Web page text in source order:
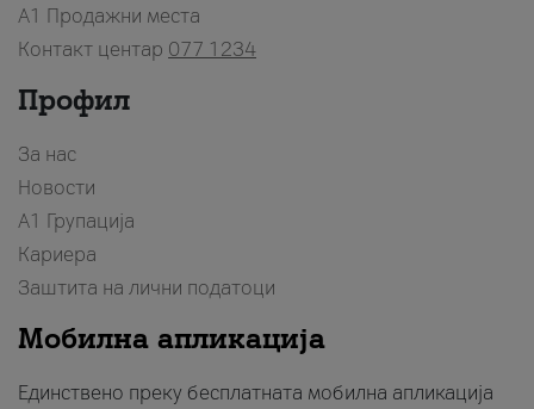
A1 Продажни места
Контакт центар 077 1234
Профил
За нас
Новости
А1 Групација
Кариера
Заштита на лични податоци
Мобилна апликација
Единствено преку бесплатната мобилна апликација